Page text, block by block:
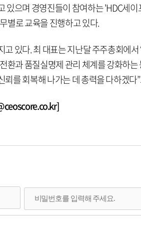
있으며 경영진들이 참여하는 'HDC세
별로 교육을 진행하고 있다.
있다. 최 대표는 지난달 주주총회에서
환과 품질실명제 관리 체계를 강화하는
를 회복해 나가는 데 총력을 다하겠다